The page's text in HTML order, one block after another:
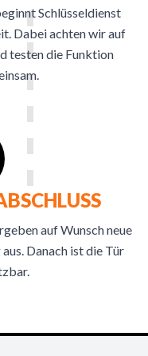
Schlüsseldienst
Dabei achten wir auf
testen die Funktion
auf Wunsch neue
Danach ist die Tür